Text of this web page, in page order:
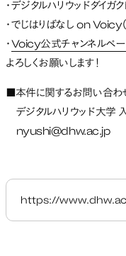
・デジタルハリウッドダイ
・でじはりばなし on Voicy
・ Voicy公式チャンネルペ
よろしくお願いします！
■本件に関するお問い合わ
デジタルハリウッド大学
nyushi@dhw.ac.jp